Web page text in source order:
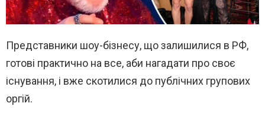
Представники шоу-бізнесу, що залишилися в РФ,
готові практично на все, аби нагадати про своє
існування, і вже скотилися до публічних групових
оргій.